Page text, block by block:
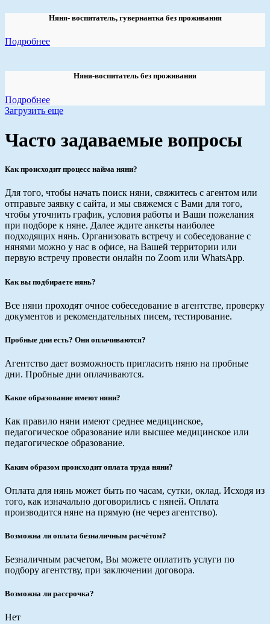
Няня- воспитатель, гувернантка без проживания
Подробнее
Няня-воспитатель без проживания
Подробнее
Загрузить еще
Часто задаваемые вопросы
Как происходит процесс найма няни?
Для того, чтобы начать поиск няни, свяжитесь с агентом или
отправьте заявку с сайта, и мы свяжемся с Вами для того,
чтобы уточнить график, условия работы и Ваши пожелания
при подборе к няне. Далее ждите анкеты наиболее
подходящих нянь. Организовать встречу и собеседование с
нянями можно у нас в офисе, на Вашей территории или
первую встречу провести онлайн по Zoom или WhatsApp.
Как вы подбираете нянь?
Все няни проходят очное собеседование в агентстве, проверку
документов и рекомендательных писем, тестирование.
Пробные дни есть? Они оплачиваются?
Агентство дает возможность пригласить няню на пробные
дни. Пробные дни оплачиваются.
Какое образование имеют няни?
Как правило няни имеют среднее медицинское,
педагогическое образование или высшее медицинское или
педагогическое образование.
Каким образом происходит оплата труда няни?
Оплата для нянь может быть по часам, сутки, оклад. Исходя из
того, как изначально договорились с няней. Оплата
производится няне на прямую (не через агентство).
Возможна ли оплата безналичным расчётом?
Безналичным расчетом, Вы можете оплатить услуги по
подбору агентству, при заключении договора.
Возможна ли рассрочка?
Нет